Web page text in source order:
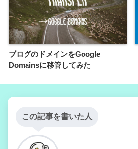
ブログのドメインをGoogle
Domainsに移管してみた
この記事を書いた人